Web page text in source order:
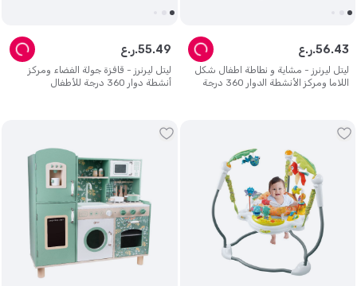
ليتل ليرنرز - مشاية و نطاطة اطفال شكل
اللاما ومركز الأنشطة الدوار 360 درجة
ر.ع.56.43
ليتل ليرنرز - قافزة جولة الفضاء ومركز
أنشطة دوار 360 درجة للأطفال
ر.ع.55.49